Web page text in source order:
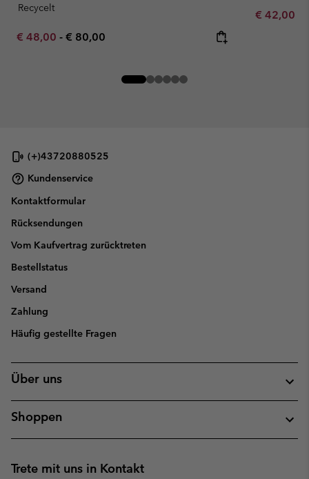
Recycelt
Minimum sale price:
€ 48,00 - Maximum price:
€ 80,00
Minimum
€ 42,00
(+)43720880525
Kundenservice
Kontaktformular
Rücksendungen
Vom Kaufvertrag zurücktreten
Bestellstatus
Versand
Zahlung
Häufig gestellte Fragen
Über uns
Shoppen
Trete mit uns in Kontakt